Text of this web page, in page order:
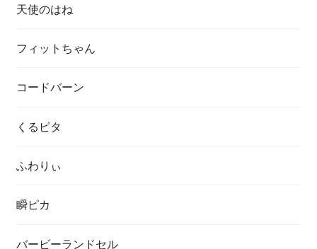
天使のはね
フィットちゃん
コードバーン
くるピタ
ふわりぃ
瞬ピカ
バービーランドセル